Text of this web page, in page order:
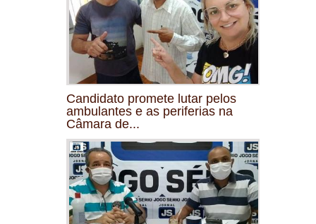
Candidato promete lutar pelos
ambulantes e as periferias na
Câmara de...